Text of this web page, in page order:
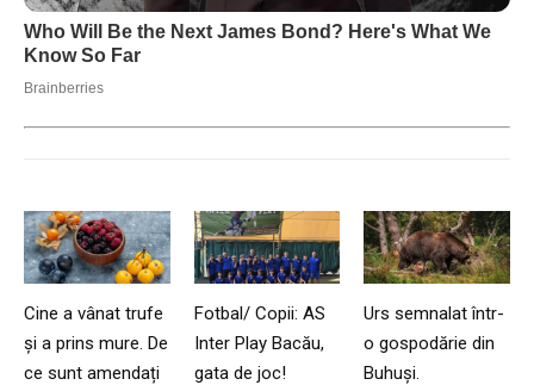
Cine a vânat trufe
și a prins mure. De
ce sunt amendați
Fotbal/ Copii: AS
Inter Play Bacău,
gata de joc!
Urs semnalat într-
o gospodărie din
Buhuși.